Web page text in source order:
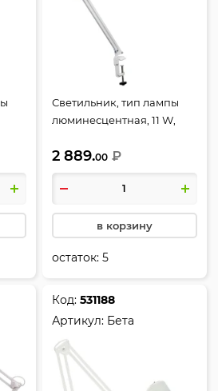
Светильник, тип лампы
люминесцентная, 11 W,
Трансвит, Дельта
2 889.00 ₽
в корзину
остаток:5
Код:531188
Артикул: Бета